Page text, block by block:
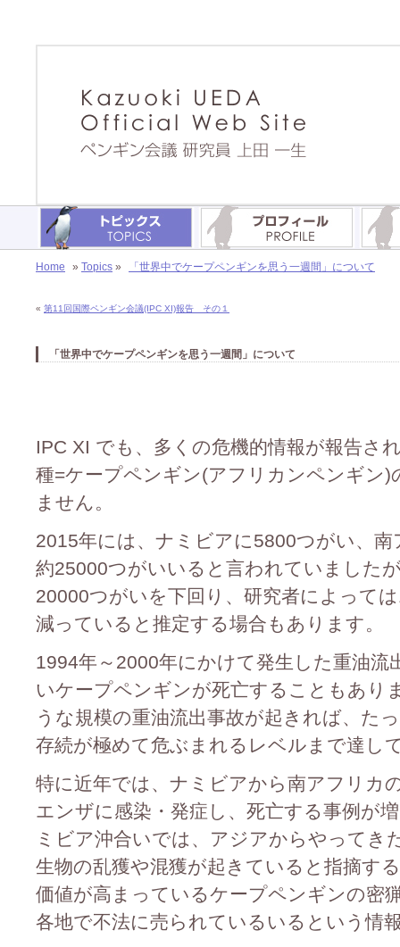
Home » Topics » 「世界中でケープペンギンを思う一週間」について
« 第11回国際ペンギン会議(IPC XI)報告 その１
「世界中でケープペンギンを思う一週間」について
IPC XI でも、多くの危機的情報が報告さ
種=ケープペンギン(アフリカンペンギン)
ません。
2015年には、ナミビアに5800つがい、
約25000つがいいると言われていました
20000つがいを下回り、研究者によって
減っていると推定する場合もあります。
1994年～2000年にかけて発生した重油流
いケープペンギンが死亡することもあり
うな規模の重油流出事故が起きれば、た
存続が極めて危ぶまれるレベルまで達し
特に近年では、ナミビアから南アフリカ
エンザに感染・発症し、死亡する事例が
ミビア沖合いでは、アジアからやってき
生物の乱獲や混獲が起きていると指摘す
価値が高まっているケープペンギンの密
各地で不法に売られているいるという情